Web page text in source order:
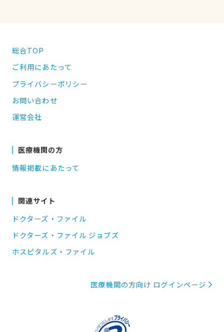
総合TOP
ご利用にあたって
プライバシーポリシー
お問い合わせ
運営会社
医療機関の方
情報掲載にあたって
関連サイト
ドクターズ・ファイル
ドクターズ・ファイル ジョブズ
ホスピタルズ・ファイル
医療機関の方向け ログインページ